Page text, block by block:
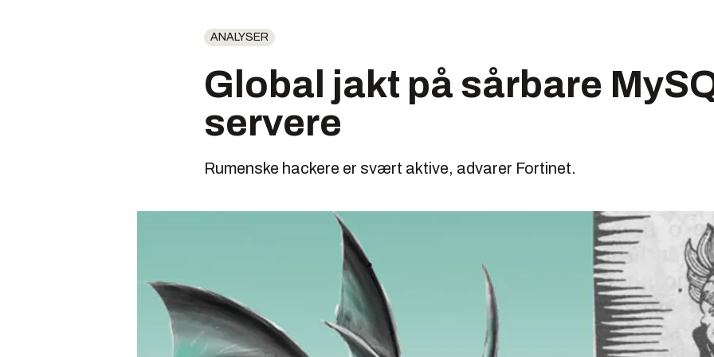
ANALYSER
Global jakt på sårbare
servere
Rumenske hackere er svært aktive, advarer Fortinet.